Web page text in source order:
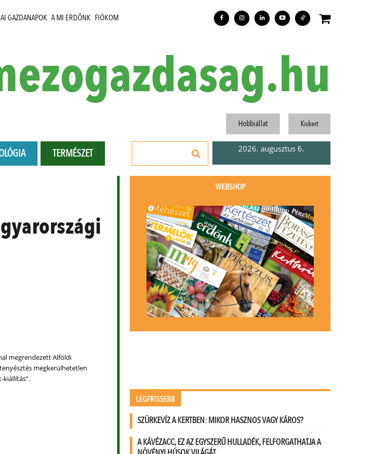
GAZDANAPOK A MI ERDŐNK FIÓKOM
TERMÉSZET
Hobbiállat Kiskert
2026. augusztus 6.
megrendezett Alföldi
megkerülhetetlen
kiállítás”.
WEBSHOP
LEGFRISSEBB
SZÜRKEVÍZ A KERTBEN: MIKOR HASZNOS VAGY KÁROS?
A KÁVÉZACC, EZ AZ EGYSZERŰ HULLADÉK, FELFORGATHATJA A